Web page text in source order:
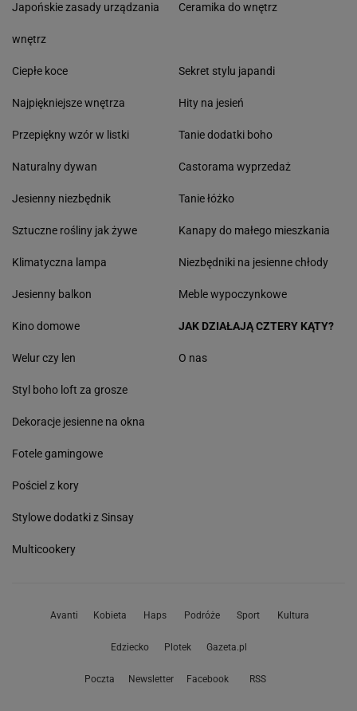
Japońskie zasady urządzania
wnętrz
Ceramika do wnętrz
Ciepłe koce
Najpiękniejsze wnętrza
Przepiękny wzór w listki
Naturalny dywan
Jesienny niezbędnik
Sztuczne rośliny jak żywe
Klimatyczna lampa
Jesienny balkon
Sekret stylu japandi
Hity na jesień
Tanie dodatki boho
Castorama wyprzedaż
Tanie łóżko
Kanapy do małego mieszkania
Niezbędniki na jesienne chłody
Meble wypoczynkowe
Kino domowe
Welur czy len
Styl boho loft za grosze
Dekoracje jesienne na okna
Fotele gamingowe
Pościel z kory
Stylowe dodatki z Sinsay
Multicookery
JAK DZIAŁAJĄ CZTERY KĄTY?
O nas
Avanti Kobieta Haps Podróże Sport Kultura
Edziecko Plotek Gazeta.pl
Poczta Newsletter Facebook RSS